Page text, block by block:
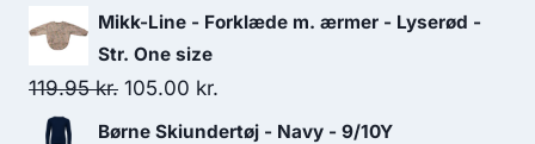
price
was:
325.00 kr..
price
Mikk-Line - Forklæde m. ærmer - Lyserød -
Str. One size
119.95kr. Original
price
105.00 kr.
price
Børne Skiundertøj - Navy - 9/10Y